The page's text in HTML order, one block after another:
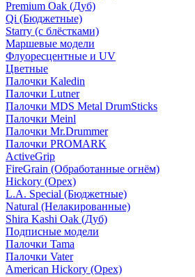
Premium Oak (Дуб)
Qi (Бюджетные)
Starry (с блёстками)
Маршевые модели
Флуоресцентные и UV
Цветные
Палочки Kaledin
Палочки Lutner
Палочки MDS Metal DrumSticks
Палочки Meinl
Палочки Mr.Drummer
Палочки PROMARK
ActiveGrip
FireGrain (Обработанные огнём)
Hickory (Орех)
L.A. Special (Бюджетные)
Natural (Нелакированные)
Shira Kashi Oak (Дуб)
Подписные модели
Палочки Tama
Палочки Vater
American Hickory (Орех)